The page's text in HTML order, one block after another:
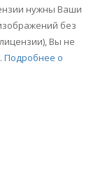
нужны Ваши
без
Вы не
Подробнее о